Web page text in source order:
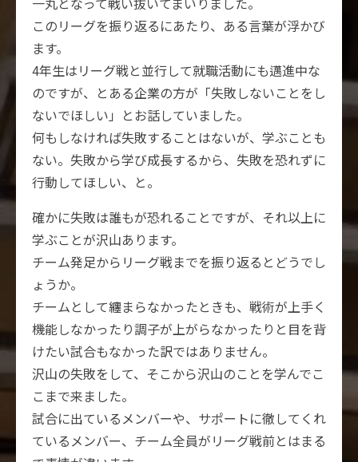
このリーグを振り返るにあたり、ある言葉が浮かび
ます。
4年生はリーグ戦と並行して就職活動にも邁進中な
のですが、とある企業の方が「失敗しないことをし
ないでほしい」とお話していました。
何もしなければ失敗することはないが、学ぶことも
ない。失敗から学び成長するから、失敗を恐れずに
行動してほしい、と。
確かに失敗は誰もが恐れることですが、それ以上に
学ぶことが沢山あります。
チーム発足からリーグ戦までを振り返るとどうでし
ょうか。
チームとして纏まらなかったときも、戦術が上手く
機能しなかったり調子が上がらなかったりと目を背
けたい試合もなかった訳ではありません。
沢山の失敗をして、そこから沢山のことを学んでこ
こまで来ました。
試合に出ているメンバーや、サポートに徹してくれ
ているメンバー、チーム全員がリーグ戦前とはまる